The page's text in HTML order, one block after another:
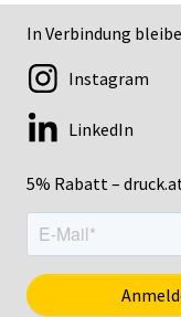
In Verbindung
5% Rabatt –
Instagram
LinkedIn